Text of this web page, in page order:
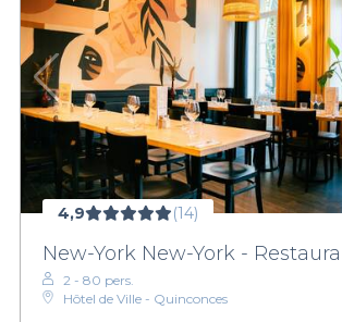
4,9 (14)
New-York New-York -
2 - 80 pers.
Hôtel de Ville - Quinconces